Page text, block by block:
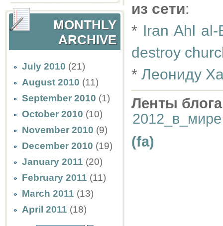
MONTHLY
ARCHIVE
July 2010 (21)
August 2010 (11)
September 2010 (1)
October 2010 (10)
November 2010 (9)
December 2010 (19)
January 2011 (20)
February 2011 (11)
March 2011 (13)
April 2011 (18)
из сети:
* Iran Ahl al-
destroy
* Леониду
Ленты
2012_в_мире
(fa)